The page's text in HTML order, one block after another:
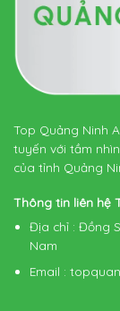
Top Quảng Ninh
tuyến với tầm
của tỉnh Quảng
Thông tin liên hệ
Địa chỉ : Đồng
Nam
Email :